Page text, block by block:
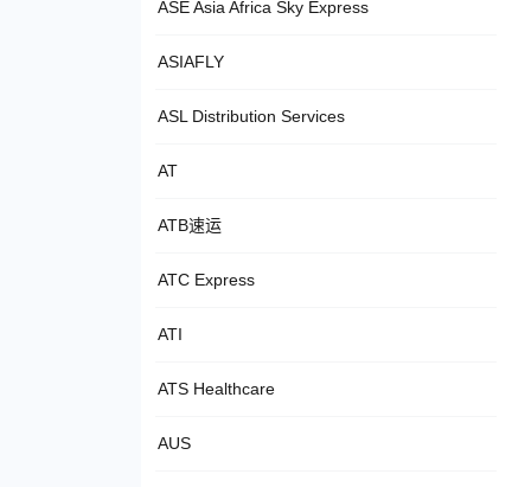
ASE Asia Africa Sky Express
ASIAFLY
ASL Distribution Services
AT
ATB速运
ATC Express
ATI
ATS Healthcare
AUS